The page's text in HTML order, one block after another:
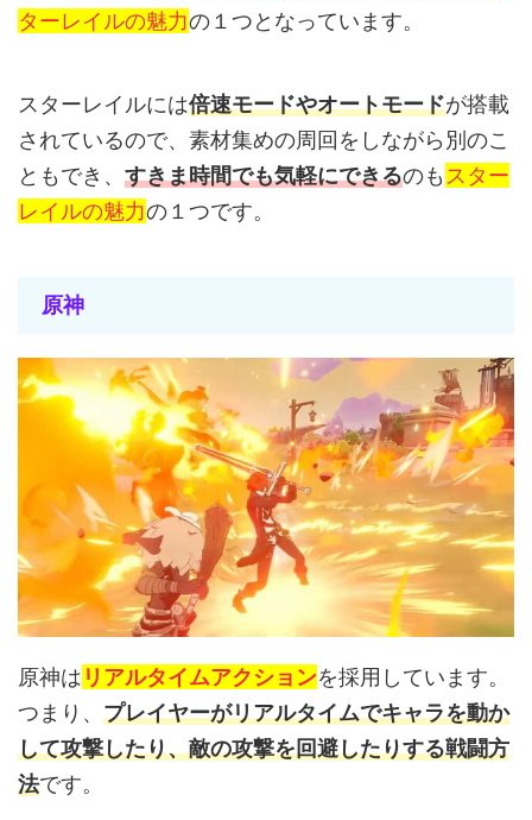
ターレイルの魅力の１つとなっています。
スターレイルには倍速モードやオートモードが搭載
されているので、素材集めの周回をしながら別のこ
ともでき、 すきま時間でも気軽にできるのも スター
レイルの魅力の１つです。
原神
原神は リアルタイムアクションを採用しています。
つまり、 プレイヤーがリアルタイムでキャラを動か
して攻撃したり、敵の攻撃を回避したりする戦闘方
法です。